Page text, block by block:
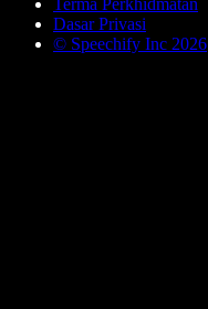
Dasar Privasi
© Speechify Inc 2026